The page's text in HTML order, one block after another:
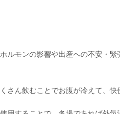
ルモンの影響や出産への不安・
さん飲むことでお腹が冷えて、快